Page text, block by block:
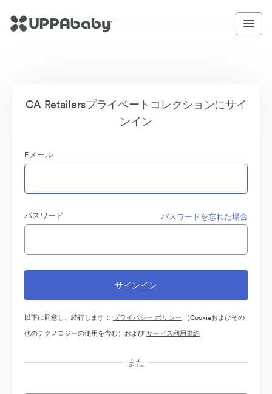
CA Retailersプライベートコレクションにサイ
ンイン
Eメール
パスワード パスワードを忘れた場合
以下に同意し、続行します： プライバシー ポリシー （Cookieおよびその
他のテクノロジーの使用を含む）およびサービス利用規約
また